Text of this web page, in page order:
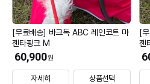
[무료배송] 바크독 ABC 레인코트 마
젠타핑크 M
60,900원
자세히 상품선택
[
젠